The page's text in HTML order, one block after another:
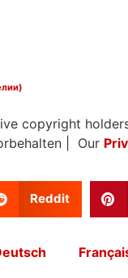
copyright
| Our
Reddit